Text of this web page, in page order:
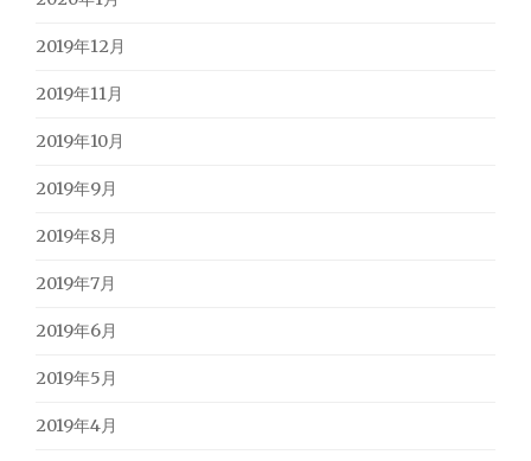
2019年12月
2019年11月
2019年10月
2019年9月
2019年8月
2019年7月
2019年6月
2019年5月
2019年4月